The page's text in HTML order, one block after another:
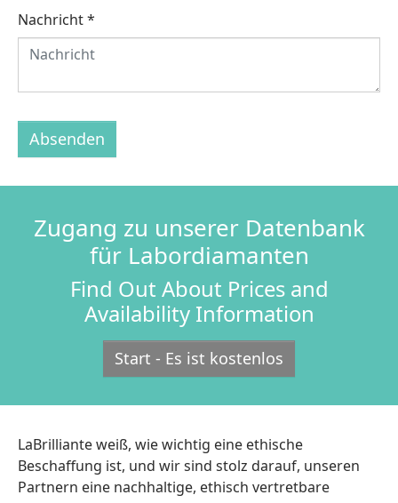
Nachricht*
Absenden
Zugang zu unserer Datenbank
für Labordiamanten
Find Out About Prices and
Availability Information
Start - Es ist kostenlos
LaBrilliante weiß, wie wichtig eine ethische
Beschaffung ist, und wir sind stolz darauf, unseren
Partnern eine nachhaltige, ethisch vertretbare